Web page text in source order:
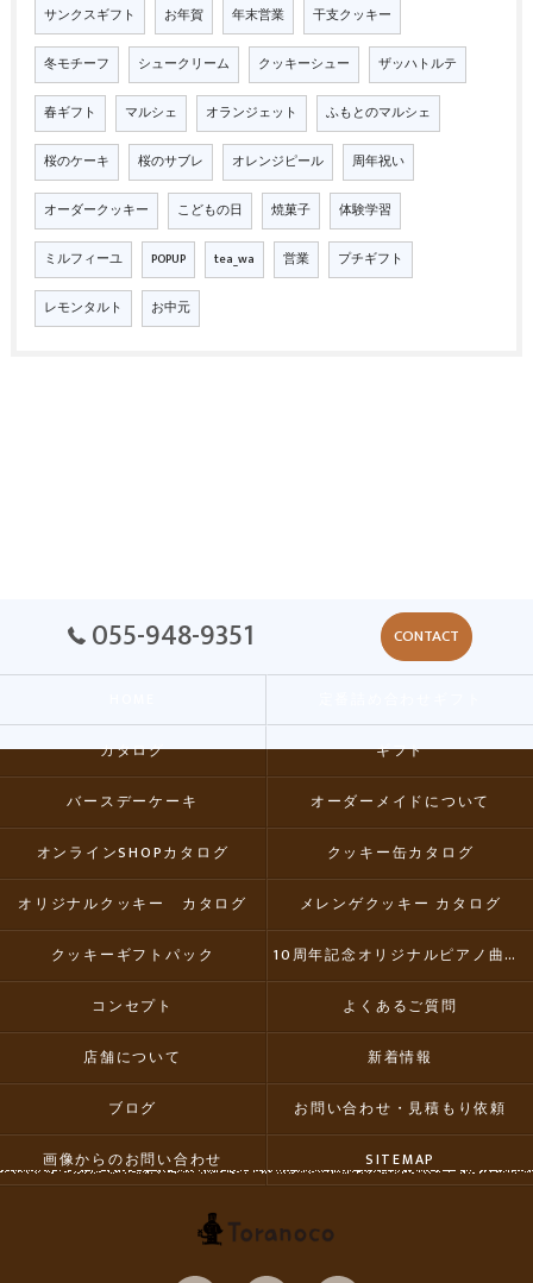
サンクスギフト お年賀 年末営業 干支クッキー
冬モチーフ シュークリーム クッキーシュー ザッハトルテ
春ギフト マルシェ オランジェット ふもとのマルシェ
桜のケーキ 桜のサブレ オレンジピール 周年祝い
オーダークッキー こどもの日 焼菓子 体験学習
ミルフィーユ POPUP tea_wa 営業 プチギフト
レモンタルト お中元
055-948-9351 CONTACT
カタログ ギフト
バースデーケーキ オーダーメイドについて
オンラインSHOPカタログ クッキー缶カタログ
オリジナルクッキー カタログ メレンゲクッキー カタログ
クッキーギフトパック 10周年記念オリジナルピアノ曲集CD
コンセプト よくあるご質問
店舗について 新着情報
ブログ お問い合わせ・見積もり依頼
画像からのお問い合わせ SITEMAP